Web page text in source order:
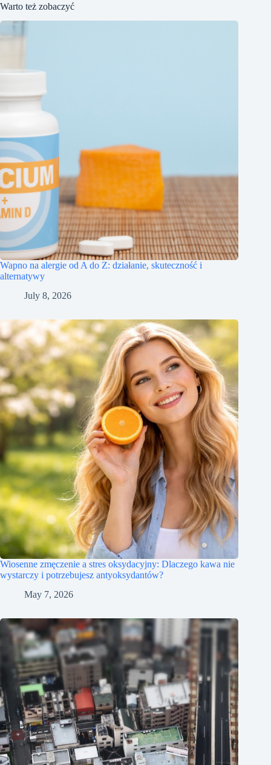
Warto też zobaczyć
Wapno na alergie od A do Z: działanie, skuteczność i
alternatywy
July 8, 2026
Wiosenne zmęczenie a stres oksydacyjny: Dlaczego kawa nie
wystarczy i potrzebujesz antyoksydantów?
May 7, 2026